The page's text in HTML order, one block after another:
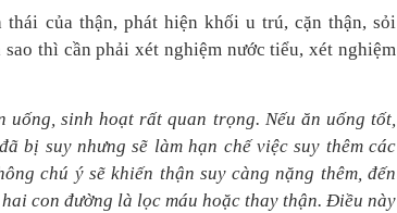
thái của thận, phát hiện khối u trú, cặn thận, sỏi
thì cần phải xét nghiệm nước tiểu, xét nghiệm
uống, sinh hoạt rất quan trọng. Nếu ăn uống tốt,
bị suy nhưng sẽ làm hạn chế việc suy thêm các
chú ý sẽ khiến thận suy càng nặng thêm, đến
con đường là lọc máu hoặc thay thận. Điều này